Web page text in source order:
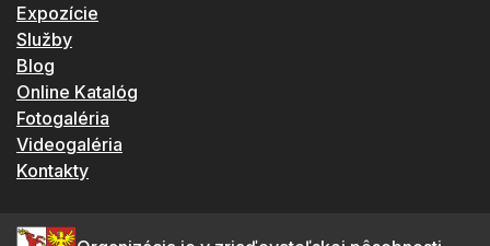
Expozície
Služby
Blog
Online Katalóg
Fotogaléria
Videogaléria
Kontakty